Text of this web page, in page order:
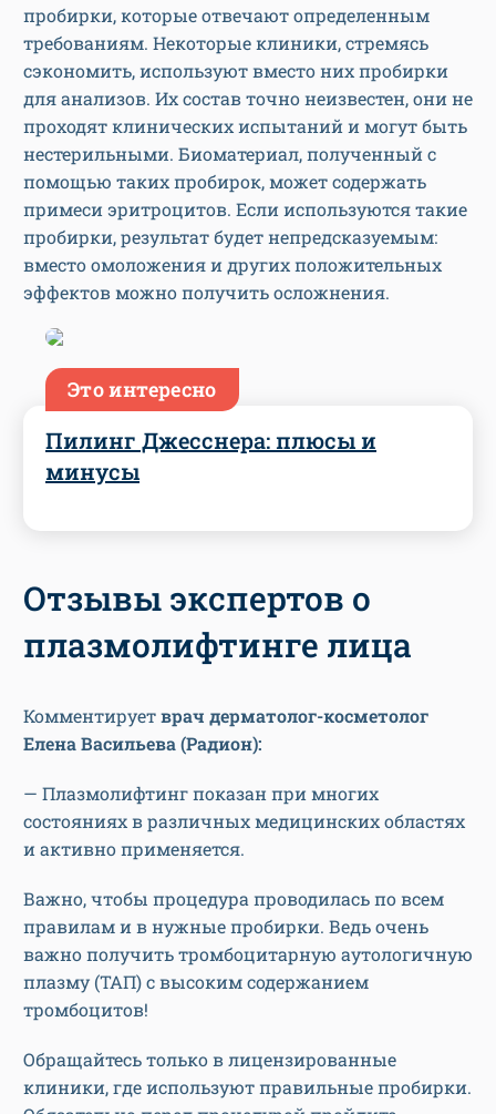
пробирки, которые отвечают определенным
требованиям. Некоторые клиники, стремясь
сэкономить, используют вместо них пробирки
для анализов. Их состав точно неизвестен, они не
проходят клинических испытаний и могут быть
нестерильными. Биоматериал, полученный с
помощью таких пробирок, может содержать
примеси эритроцитов. Если используются такие
пробирки, результат будет непредсказуемым:
вместо омоложения и других положительных
эффектов можно получить осложнения.
Это интересно
Пилинг Джесснера: плюсы и
минусы
Отзывы экспертов о
плазмолифтинге лица
Комментируетврач дерматолог-косметолог
Елена Васильева (Радион):
— Плазмолифтинг показан при многих
состояниях в различных медицинских областях
и активно применяется.
Важно, чтобы процедура проводилась по всем
правилам и в нужные пробирки. Ведь очень
важно получить тромбоцитарную аутологичную
плазму (ТАП) с высоким содержанием
тромбоцитов!
Обращайтесь только в лицензированные
клиники, где используют правильные пробирки.